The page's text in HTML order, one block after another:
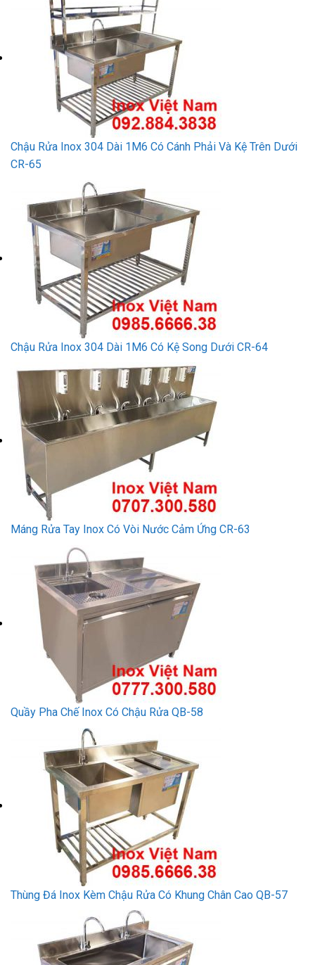
Chậu Rửa Inox 304 Dài 1M6 Có Cánh Phải Và Kệ Trên Dưới
CR-65
Chậu Rửa Inox 304 Dài 1M6 Có Kệ Song Dưới CR-64
Máng Rửa Tay Inox Có Vòi Nước Cảm Ứng CR-63
Quầy Pha Chế Inox Có Chậu Rửa QB-58
Thùng Đá Inox Kèm Chậu Rửa Có Khung Chân Cao QB-57